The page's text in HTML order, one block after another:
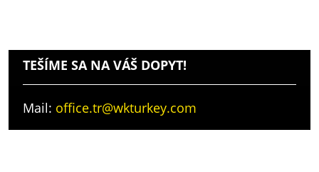
TEŠÍME SA NA VÁŠ DOPYT!
Mail: office.tr@wkturkey.com